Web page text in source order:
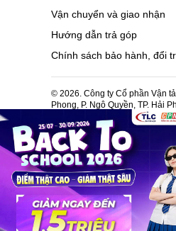
Vận chuyển và giao nhận
Hướng dẫn trả góp
Chính sách bảo hành, đổi
© 2026. Công ty Cổ phần Vận
Phong, P. Ngô Quyền, TP. Hải